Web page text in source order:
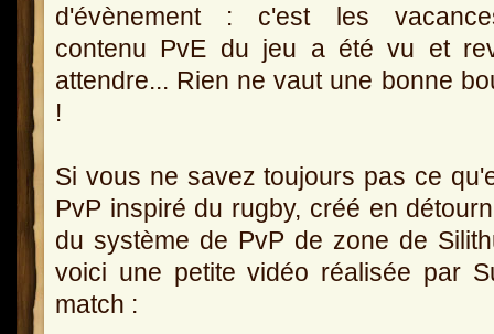
d'évènement : c'est les
contenu PvE du jeu a été vu et
attendre... Rien ne vaut une bonne
!
Si vous ne savez toujours pas ce
PvP inspiré du rugby, créé en
du système de PvP de zone de
voici une petite vidéo réalisée par
match :